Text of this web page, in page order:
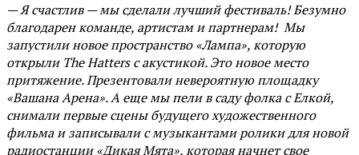
— Я счастлив — мы сделали лучший фестиваль! Безумно
благодарен команде, артистам и партнерам! Мы
запустили новое пространство «Лампа», которую
открыли The Hatters с акустикой. Это новое место
притяжение. Презентовали невероятную площадку
«Вашана Арена». А еще мы пели в саду фолка с Елкой,
снимали первые сцены будущего художественного
фильма и записывали с музыкантами ролики для новой
радиостанции «Дикая Мята», которая начнет свое